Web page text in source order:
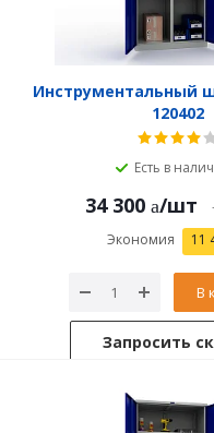
Инструментальный
120402
Есть в
34 300 /шт
Экономия 11
В
Запросить